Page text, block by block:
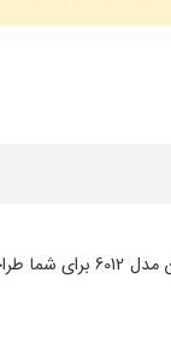
اگر جزو افرادی هستید که ترجیح میدهید